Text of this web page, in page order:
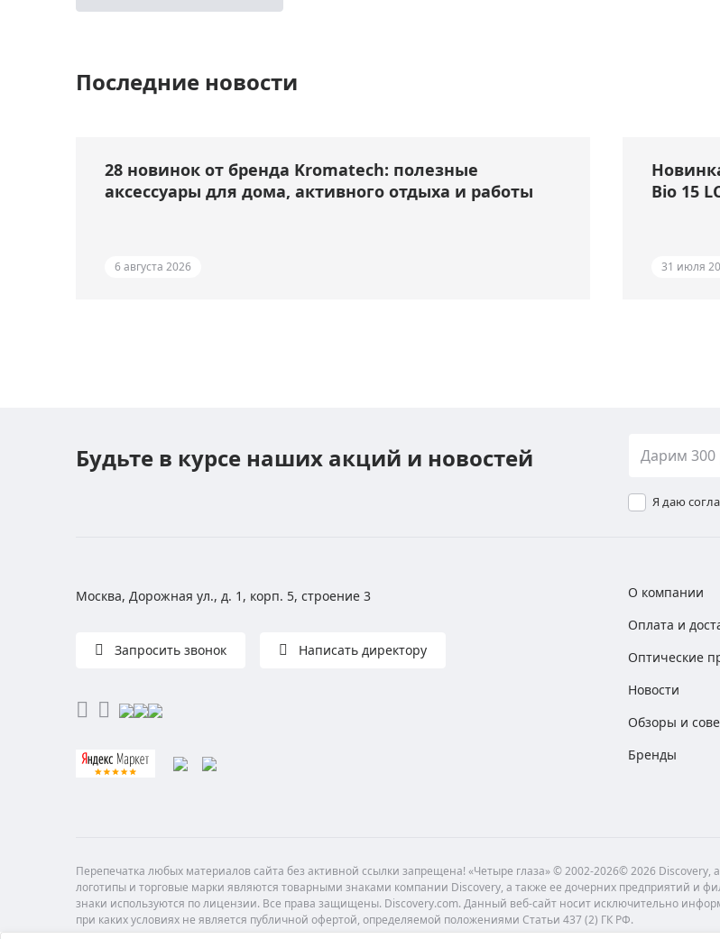
Последние новости
28 новинок от бренда Kromatech: полезные
аксессуары для дома, активного отдыха и работы
6 августа 2026
Bio 15
31 июля
Будьте в курсе наших акций и новостей
Я даю
Москва, Дорожная ул., д. 1, корп. 5, строение 3
Запросить звонок Написать директору
О компании
Оплата и
Оптические
Новости
Обзоры и
Бренды
Перепечатка любых материалов сайта без активной ссылки запрещена! «Четыре глаза» © 2002-2026© 2026 Discovery,
логотипы и торговые марки являются товарными знаками компании Discovery, а также ее дочерних предприятий и
знаки используются по лицензии. Все права защищены. Discovery.com. Данный веб-сайт носит исключительно
при каких условиях не является публичной офертой, определяемой положениями Статьи 437 (2) ГК РФ.